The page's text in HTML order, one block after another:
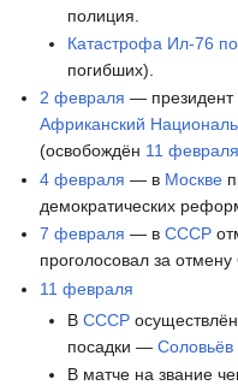
полиция.
Катастрофа Ил-76
погибших).
2 февраля — президент
Африканский
(освобождён 11
4 февраля — в Москве
демократических
7 февраля — вСССР
проголосовал за отмену
11 февраля
В СССРосуществлён
посадки — Соловьёв
В матче на звание